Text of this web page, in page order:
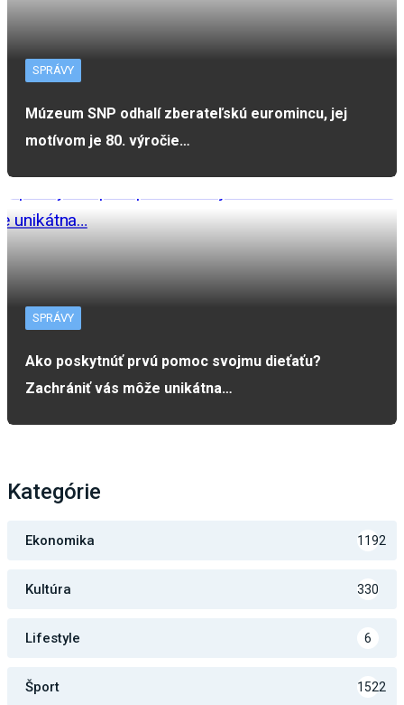
SPRÁVY
Múzeum SNP odhalí zberateľskú euromincu, jej
motívom je 80. výročie…
SPRÁVY
Ako poskytnúť prvú pomoc svojmu dieťaťu?
Zachrániť vás môže unikátna…
Kategórie
Ekonomika 1192
Kultúra 330
Lifestyle 6
Šport 1522